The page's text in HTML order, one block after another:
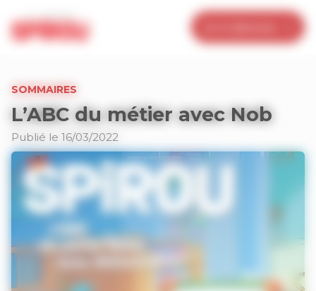
SOMMAIRES
L’ABC du métier avec Nob
Publié le 16/03/2022